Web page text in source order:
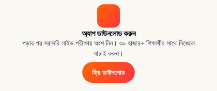
অ্যাপ ডাউনলোড করুন
পড়ার পর সরাসরি লাইভ পরীক্ষায় অংশ নিন। ৩০ হাজার+ শিক্ষার্থীর সাথে নিজেকে
যাচাই করুন।
ফ্রি ডাউনলোড